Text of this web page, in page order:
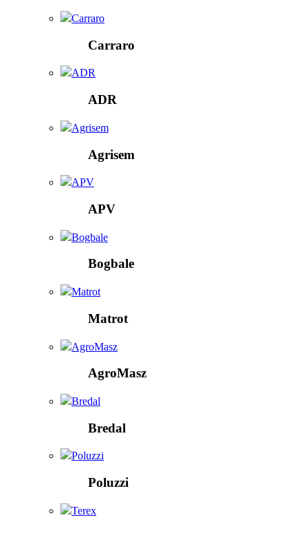
Carraro
Carraro
ADR
ADR
Agrisem
Agrisem
APV
APV
Bogbale
Bogbale
Matrot
Matrot
AgroMasz
AgroMasz
Bredal
Bredal
Poluzzi
Poluzzi
Terex